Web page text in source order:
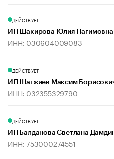
ДЕЙСТВУЕТ
ИП Шакирова Юлия Нагимовна
ИНН: 030604009083
ДЕЙСТВУЕТ
ИП Шагжиев Максим
ИНН: 032355329790
ДЕЙСТВУЕТ
ИП Балданова Светлана
ИНН: 753000274551